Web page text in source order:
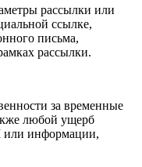
рассылки или
ссылке,
письма,
рассылки.
за временные
любой ущерб
информации,